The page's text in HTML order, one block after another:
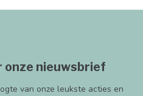
onze nieuwsbrief
van onze leukste acties en